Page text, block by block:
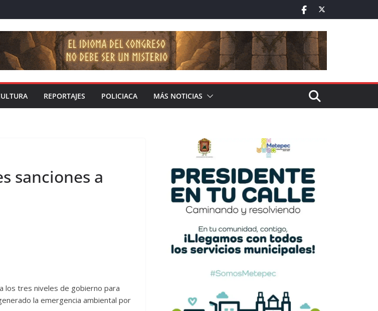
REPORTAJES POLICIACA MÁS NOTICIAS
sanciones a
los tres niveles de gobierno para
la emergencia ambiental por